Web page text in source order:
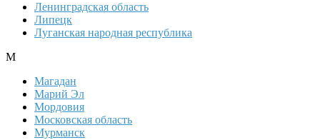
Ленинградская область
Липецк
Луганская народная республика
М
Магадан
Марий Эл
Мордовия
Московская область
Мурманск